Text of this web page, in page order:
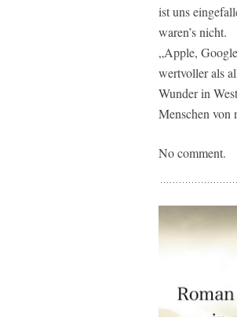
ist uns
waren’s nicht.
„Apple,
wertvoller als
Wunder in
Menschen von
No comment.